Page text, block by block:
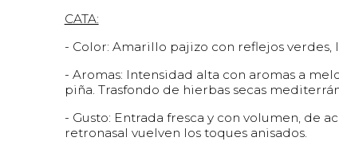
CATA:
- Color: Amarillo pajizo con reflejos
- Aromas: Intensidad alta con aromas a
piña. Trasfondo de hierbas secas
- Gusto: Entrada fresca y con volumen, de
retronasal vuelven los toques anisados.